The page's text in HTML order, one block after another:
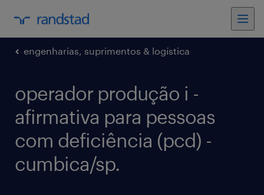
engenharias, suprimentos & logística
operador produção i -
afirmativa para pessoas
com deficiência (pcd) -
cumbica/sp.